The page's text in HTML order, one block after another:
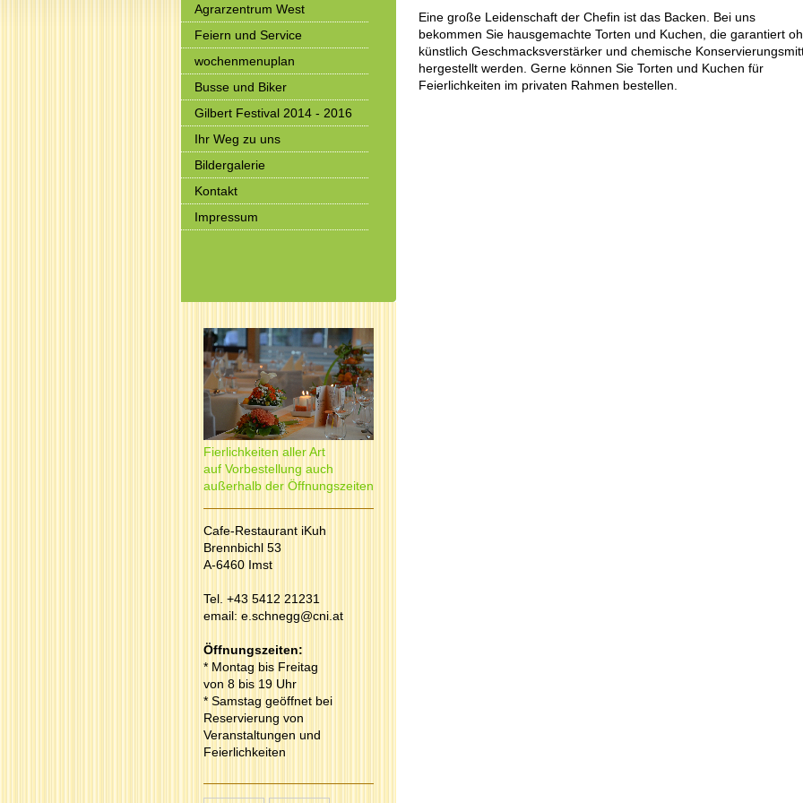
Eine große Leidenschaft der Chefin ist das Backen. Bei uns
bekommen Sie hausgemachte Torten und Kuchen, die garantiert
künstlich Geschmacksverstärker und chemische
hergestellt werden. Gerne können Sie Torten und Kuchen für
Feierlichkeiten im privaten Rahmen bestellen.
Agrarzentrum West
Feiern und Service
wochenmenuplan
Busse und Biker
Gilbert Festival 2014 - 2016
Ihr Weg zu uns
Bildergalerie
Kontakt
Impressum
Fierlichkeiten aller Art
auf Vorbestellung auch
außerhalb der Öffnungszeiten
Cafe-Restaurant iKuh
Brennbichl 53
A-6460 Imst
Tel. +43 5412 21231
email: e.schnegg@cni.at
Öffnungszeiten:
* Montag bis Freitag
von 8 bis 19 Uhr
* Samstag geöffnet bei
Reservierung von
Veranstaltungen und
Feierlichkeiten